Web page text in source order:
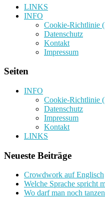
LINKS
INFO
Cookie-Richtlinie
Datenschutz
Kontakt
Impressum
Seiten
INFO
Cookie-Richtlinie
Datenschutz
Impressum
Kontakt
LINKS
Neueste Beiträge
Crowdwork auf Englisch
Welche Sprache spricht
Wo darf man noch